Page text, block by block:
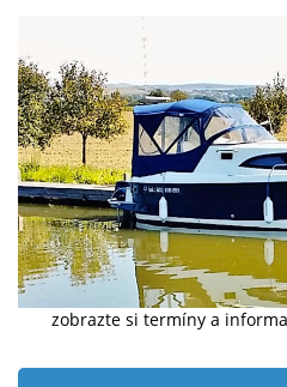
zobrazte si termíny a